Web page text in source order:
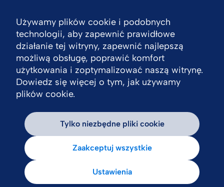
Używamy plików cookie i podobnych
technologii, aby zapewnić prawidłowe
działanie tej witryny, zapewnić najlepszą
możliwą obsługę, poprawić komfort
użytkowania i zoptymalizować naszą witrynę.
Dowiedz się więcej o tym, jak używamy
plików cookie.
Tylko niezbędne pliki cookie
Zaakceptuj wszystkie
Ustawienia